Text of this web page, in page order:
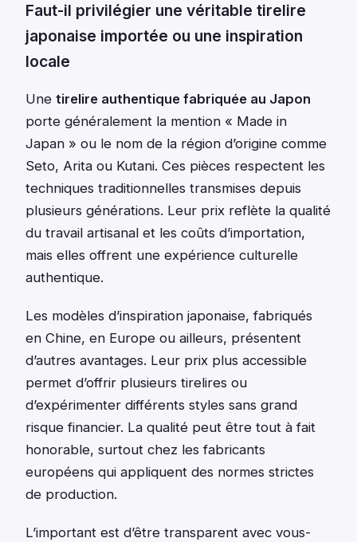
Faut-il privilégier une véritable tirelire
japonaise importée ou une inspiration
locale
Une tirelire authentique fabriquée au Japon
porte généralement la mention « Made in
Japan » ou le nom de la région d’origine comme
Seto, Arita ou Kutani. Ces pièces respectent les
techniques traditionnelles transmises depuis
plusieurs générations. Leur prix reflète la qualité
du travail artisanal et les coûts d’importation,
mais elles offrent une expérience culturelle
authentique.
Les modèles d’inspiration japonaise, fabriqués
en Chine, en Europe ou ailleurs, présentent
d’autres avantages. Leur prix plus accessible
permet d’offrir plusieurs tirelires ou
d’expérimenter différents styles sans grand
risque financier. La qualité peut être tout à fait
honorable, surtout chez les fabricants
européens qui appliquent des normes strictes
de production.
L’important est d’être transparent avec vous-